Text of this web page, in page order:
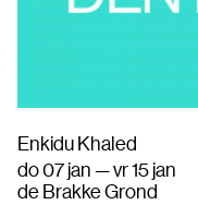
Enkidu Khaled
do 07 jan — vr 15 jan
de Brakke Grond